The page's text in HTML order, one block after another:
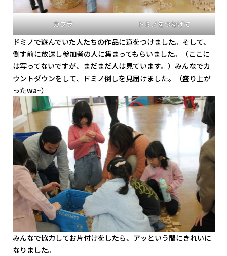
カプラ ドミノをつなげて
ドミノで遊んでいた人たちの作品に道をつけました。そして、
倒す前に放送し参加者の人に集まってもらいました。（ここに
は写ってないですが、まだまだ人は見ています。）みんなでカ
ウントダウンをして、ドミノ倒しを見届けました。（盛り上が
ったwa~）
みんなで協力してお片付けをしたら、アッという間にきれいに
なりました。